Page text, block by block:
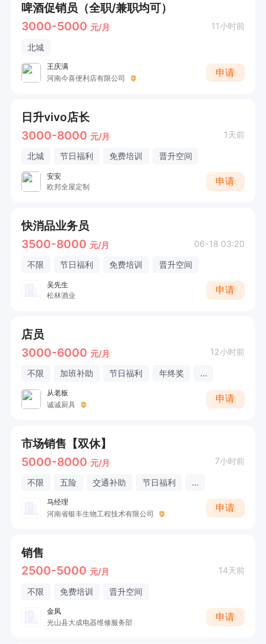
啤酒促销员（全职/兼职均可）
3000-5000 元/月 11小时前
北城
王庆满
河南今喜便利店有限公司
申请
日升vivo店长
3000-8000 元/月 1天前
北城 节日福利 免费培训 晋升空间
安安
欧邦全屋定制
申请
快消品业务员
3500-8000 元/月 06-18 03:20
不限 节日福利 免费培训 晋升空间
吴先生
松林酒业
申请
店员
3000-6000 元/月 12小时前
不限 加班补助 节日福利 年终奖 ...
从老板
诚诚厨具
申请
市场销售【双休】
5000-8000 元/月 7小时前
不限 五险 交通补助 节日福利 ...
马经理
河南省银丰生物工程技术有限公司
申请
销售
2500-5000 元/月 14天前
不限 免费培训 晋升空间
金凤
光山县大成电器维修服务部
申请